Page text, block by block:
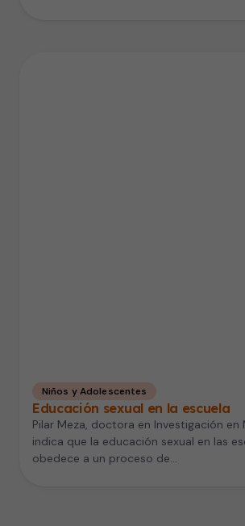
Niños y Adolescentes
Educación sexual en la escuela
Pilar Meza, doctora en Investigación en
indica que la educación sexual en las
obedece a un proceso de…